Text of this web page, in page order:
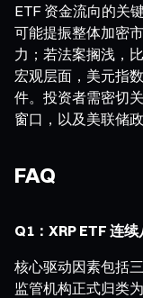
ETF 资金流向的关
可能提振整体加密
力；若法案搁浅，
宏观层面，美元指
件。投资者需密切
窗口，以及美联储
FAQ
Q1：XRP ETF 连
核心驱动因素包括
监管机构正式归类